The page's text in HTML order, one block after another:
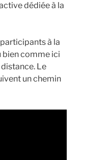
dédiée à la
à la
bien comme ici
Le
un chemin